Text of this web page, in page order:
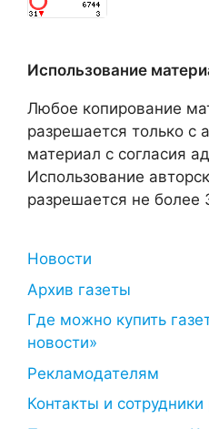
Использование
Любое копирование
разрешается только с
материал с согласия
Использование
разрешается не более
Новости
Архив газеты
Где можно купить
новости»
Рекламодателям
Контакты и